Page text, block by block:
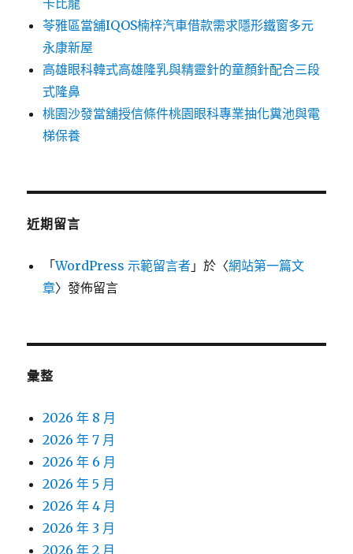
卡比龍
苓雅區當舖IQOS楠梓汽車借款需求隱形鐵窗多元
永康新屋
高雄眼科韓式高雄隆乳與精靈針的童顏針配合三段
式隆鼻
桃園沙發當舖授信條件桃園眼科專業抽化糞池與電
梯保養
近期留言
「WordPress 示範留言者 」於〈網站第一篇文
章〉發佈留言
彙整
2026 年 8 月
2026 年 7 月
2026 年 6 月
2026 年 5 月
2026 年 4 月
2026 年 3 月
2026 年 2 月